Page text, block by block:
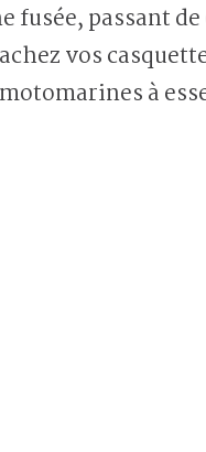
passant
vos
à